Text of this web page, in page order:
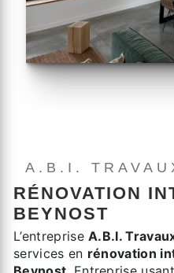
A.B.I.
RÉNOVATION
BEYNOST
L’entrepriseA.B.I.
services en rénovation